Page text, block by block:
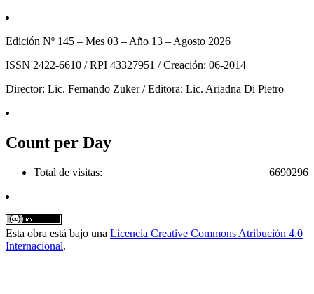
Edición Nº 145 – Mes 03 – Año 13 – Agosto 2026
ISSN 2422-6610 / RPI 43327951 / Creación: 06-2014
Director: Lic. Fernando Zuker / Editora: Lic. Ariadna Di Pietro
Count per Day
6690296
Total de visitas:
Esta obra está bajo una Licencia Creative Commons Atribución 4.0
Internacional.